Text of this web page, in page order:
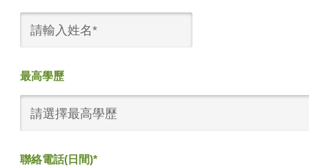
最高學歷
請選擇最高學歷
聯絡電話(日間)*